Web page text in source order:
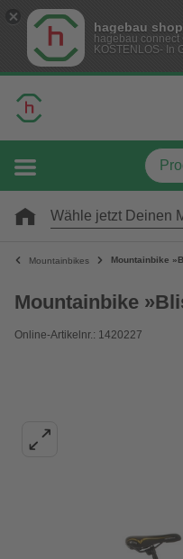
hagebau shop
hagebau connect
KOSTENLOS- In
Wähle jetzt Deinen
Mountainbikes Mountainbike
Mountainbike
Online-Artikelnr.: 1420227